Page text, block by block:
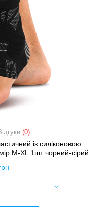
(0)
із силіконовою
M-XL 1шт чорний-сірий